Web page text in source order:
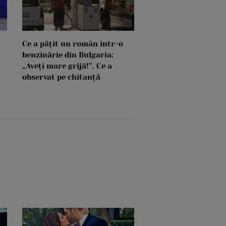
Ce a pățit un român într-o
benzinărie din Bulgaria:
„Aveți mare grijă!”. Ce a
observat pe chitanță